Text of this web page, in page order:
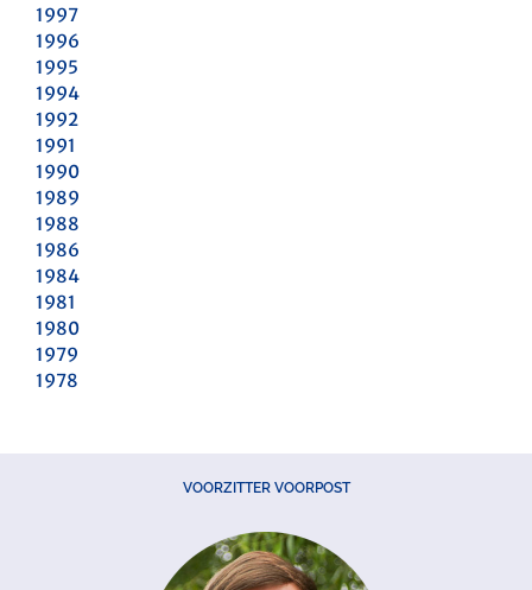
1997
1996
1995
1994
1992
1991
1990
1989
1988
1986
1984
1981
1980
1979
1978
VOORZITTER VOORPOST